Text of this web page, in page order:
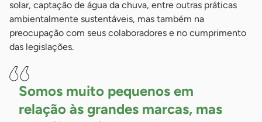
solar, captação de água da chuva, entre outras práticas
ambientalmente sustentáveis, mas também na
preocupação com seus colaboradores e no cumprimento
das legislações.
Somos muito pequenos em
relação às grandes marcas, mas